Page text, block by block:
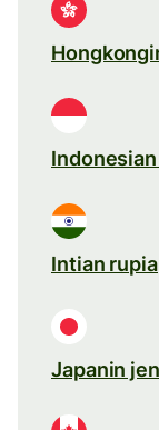
Intian rupia
Japanin